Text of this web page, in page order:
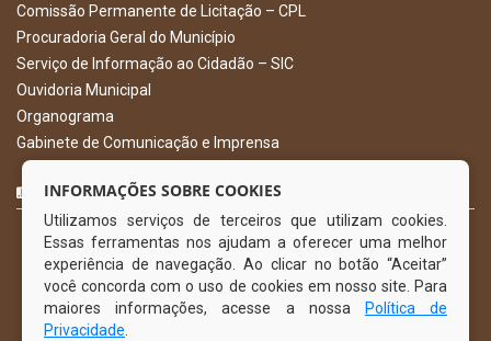
Comissão Permanente de Licitação – CPL
Procuradoria Geral do Município
Serviço de Informação ao Cidadão – SIC
Ouvidoria Municipal
Organograma
Gabinete de Comunicação e Imprensa
CURTA NOSSA FAN PAGE
INFORMAÇÕES SOBRE COOKIES
Utilizamos serviços de terceiros que utilizam cookies.
Essas ferramentas nos ajudam a oferecer uma melhor
experiência de navegação. Ao clicar no botão “Aceitar”
você concorda com o uso de cookies em nosso site. Para
maiores informações, acesse a nossa
Política de
Privacidade